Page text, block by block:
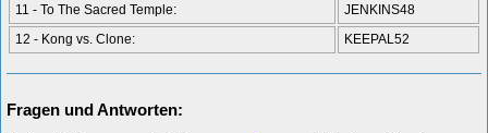
11 - To The Sacred Temple:
JENKINS48
12 - Kong vs. Clone:
KEEPAL52
Fragen und Antworten: